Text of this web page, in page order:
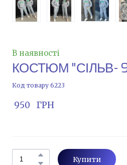
В наявності
КОСТЮМ "СІЛЬВ-
Код товару 6223
950   ГРН
Купити